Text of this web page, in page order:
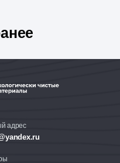
адрес